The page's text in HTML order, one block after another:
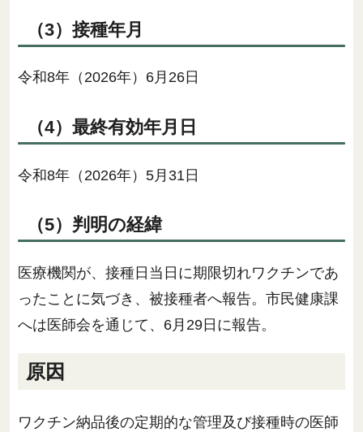
（3）接種年月
令和8年（2026年）6月26日
（4）最終有効年月日
令和8年（2026年）5月31日
（5）判明の経緯
医療機関が、接種日当日に期限切れワクチンであ
ったことに気づき、被接種者へ報告。市民健康課
へは医師会を通じて、6月29日に報告。
原因
ワクチン納品後の定期的な管理及び接種時の医師